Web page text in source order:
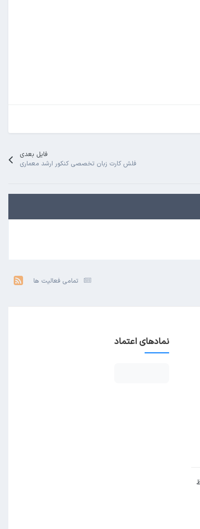
فایل بعدی
فلش کارت زبان تخصصی کنکور ارشد معماری
تمامی فعالیت ها
نمادهای اعتماد